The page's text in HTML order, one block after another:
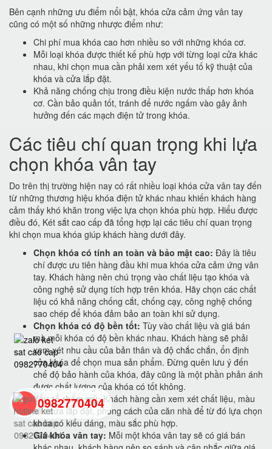
Bên cạnh những ưu điểm nổi bật, khóa cửa cảm ứng vân tay
cũng có một số những nhược điểm như:
Chi phí mua khóa cao hơn nhiều so với những khóa cơ.
Mỗi loại khóa được thiết kế phù hợp với từng loại cửa khác
nhau, khi chọn mua cần phải xem xét yếu tố kỹ thuật của
khóa và cửa lắp đặt.
Khả năng chống chịu trong điều kiện nước thấp hơn khóa
cơ. Cần bảo quản tốt, tránh để nước ngấm vào gây ảnh
hưởng đến các mạch điện tử trong khóa.
Các tiêu chí quan trọng khi lựa
chọn khóa vân tay
Do trên thị trường hiện nay có rất nhiều loại khóa cửa vân tay đến
từ những thương hiệu khóa điện tử khác nhau khiến khách hàng
cảm thấy khó khăn trong việc lựa chọn khóa phù hợp. Hiểu được
điều đó, Két sắt cao cấp đã tổng hợp lại các tiêu chí quan trọng
khi chọn mua khóa giúp khách hàng dưới đây.
Chọn khóa có tính an toàn và bảo mật cao: Đây là tiêu
chí được ưu tiên hàng đầu khi mua khóa cửa cảm ứng vân
tay. Khách hàng nên chú trọng vào chất liệu tạo khóa và
công nghệ sử dụng tích hợp trên khóa. Hãy chọn các chất
liệu có khả năng chống cắt, chống cạy, công nghệ chống
sao chép để khóa đảm bảo an toàn khi sử dụng.
Chọn khóa có độ bền tốt: Tùy vào chất liệu và giá bán
mà mỗi khóa có độ bền khác nhau. Khách hàng sẽ phải
xem xét nhu cầu của bản thân và độ chắc chắn, ổn định
của khóa để chọn mua sản phẩm. Đừng quên lưu ý đến
chế độ bảo hành của khóa, đây cũng là một phần phản ánh
được chất lượng của khóa có tốt không.
Yếu tố thẩm mỹ:Khách hàng cần xem xét chất liệu, màu
sắc cửa lắp đặt, phong cách của căn nhà để từ đó lựa chọn
khóa có kiểu dáng, màu sắc phù hợp.
Giá khóa vân tay: Mỗi một khóa vân tay sẽ có giá bán
0982770404
back